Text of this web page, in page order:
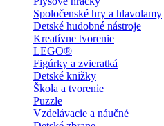
Spoločenské hry a hlavolamy
Detské hudobné nástroje
Kreatívne tvorenie
LEGO®
Figúrky a zvieratká
Detské knižky
Škola a tvorenie
Puzzle
Vzdelávacie a náučné